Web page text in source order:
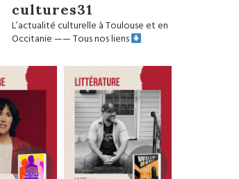
cultures31
L’actualité culturelle à Toulouse et en
Occitanie——Tous nos liens